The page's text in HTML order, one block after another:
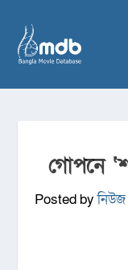
গোপনে
Posted byনিউজ